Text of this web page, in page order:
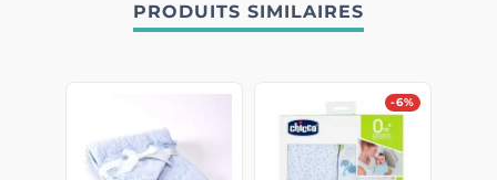
PRODUITS SIMILAIRES
-6%